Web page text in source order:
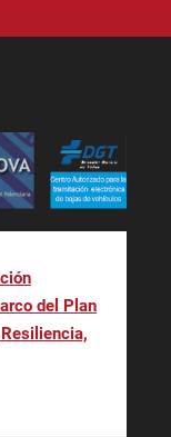
del Plan